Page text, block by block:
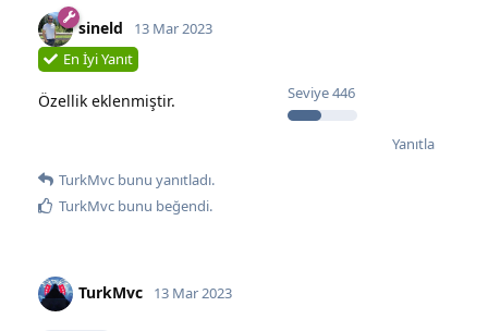
sineld
Seviye446
13 Mar 2023
En İyi Yanıt
Özellik eklenmiştir.
Yanıtla
TurkMvc bunu yanıtladı.
TurkMvc bunu beğendi.
TurkMvc 13 Mar 2023